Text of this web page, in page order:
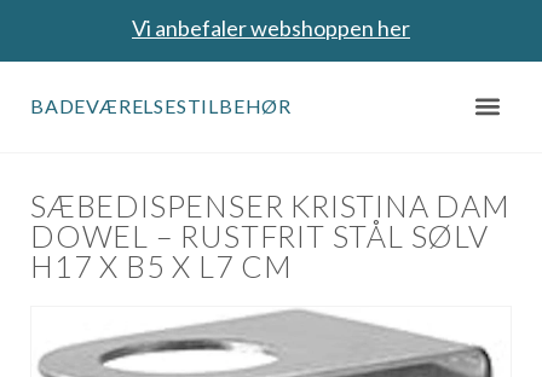
Vi anbefaler webshoppen her
BADEVÆRELSESTILBEHØR
SÆBEDISPENSER KRISTINA DAM
DOWEL – RUSTFRIT STÅL SØLV
H17 X B5 X L7 CM